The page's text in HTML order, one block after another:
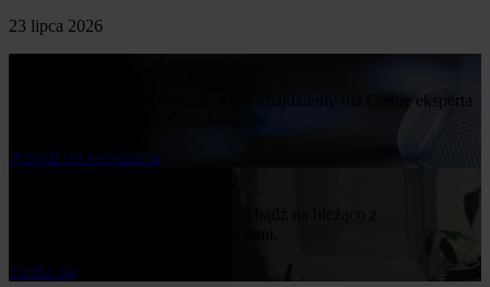
23 lipca 2026
Napisz nam o swoim temacie, a my znajdziemy dla Ciebie eksperta
Przejdż do formularza
Zapisz się